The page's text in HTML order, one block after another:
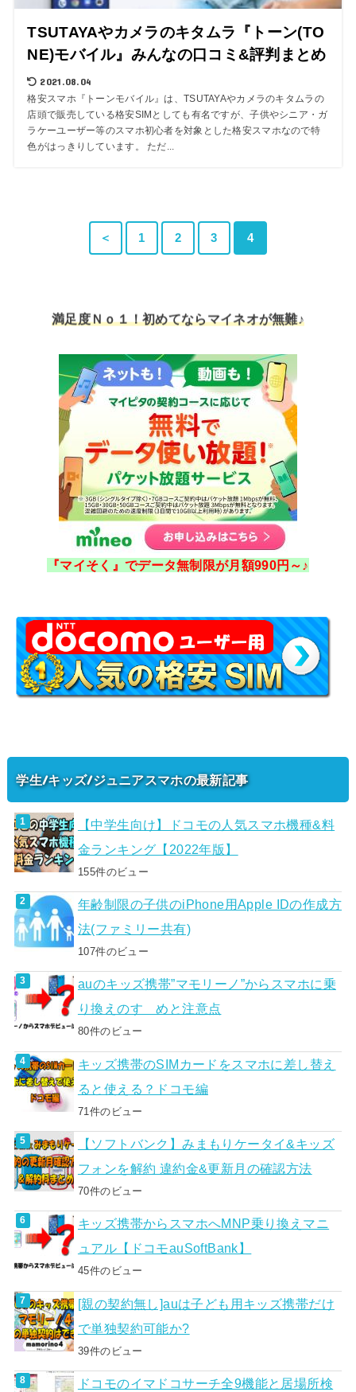
TSUTAYAやカメラのキタムラ『トーン(TO
NE)モバイル』みんなの口コミ&評判まとめ
2021.08.04
格安スマホ『トーンモバイル』は、TSUTAYAやカメラのキタムラの
店頭で販売している格安SIMとしても有名ですが、子供やシニア・ガ
ラケーユーザー等のスマホ初心者を対象とした格安スマホなので特
色がはっきりしています。 ただ...
＜ 1 2 3 4
満足度Ｎｏ１！初めてならマイネオが無難♪
『マイそく』でデータ無制限が月額990円～♪
学生/キッズ/ジュニアスマホの最新記事
【中学生向け】ドコモの人気スマホ機種&料
金ランキング【2022年版】
155件のビュー
年齢制限の子供のiPhone用Apple IDの作成方
法(ファミリー共有)
107件のビュー
auのキッズ携帯”マモリーノ”からスマホに乗
り換えのすゝめと注意点
80件のビュー
キッズ携帯のSIMカードをスマホに差し替え
ると使える？ドコモ編
71件のビュー
【ソフトバンク】みまもりケータイ&キッズ
フォンを解約 違約金&更新月の確認方法
70件のビュー
キッズ携帯からスマホへMNP乗り換えマニ
ュアル【ドコモauSoftBank】
45件のビュー
[親の契約無し]auは子ども用キッズ携帯だけ
で単独契約可能か?
39件のビュー
ドコモのイマドコサーチ全9機能と居場所検